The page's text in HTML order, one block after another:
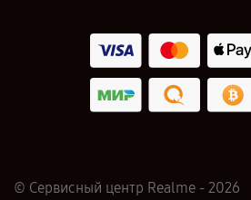
© Сервисный центр Realme - 2026